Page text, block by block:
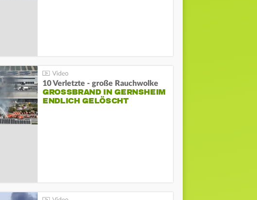
10 Verletzte - große Rauchwolke
GROSSBRAND IN GERNSHEIM E
NDLICH GELÖSCHT